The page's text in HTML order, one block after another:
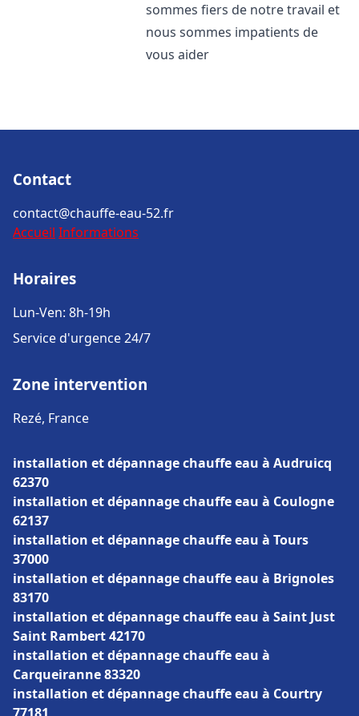
sommes fiers de notre travail et
nous sommes impatients de
vous aider
Contact
contact@chauffe-eau-52.fr
Accueil Informations
Horaires
Lun-Ven: 8h-19h
Service d'urgence 24/7
Zone intervention
Rezé, France
installation et dépannage chauffe eau à Audruicq
62370
installation et dépannage chauffe eau à Coulogne
62137
installation et dépannage chauffe eau à Tours
37000
installation et dépannage chauffe eau à Brignoles
83170
installation et dépannage chauffe eau à Saint Just
Saint Rambert 42170
installation et dépannage chauffe eau à
Carqueiranne 83320
installation et dépannage chauffe eau à Courtry